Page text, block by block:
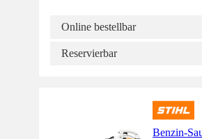
Online bestellbar
Reservierbar
Benzin-